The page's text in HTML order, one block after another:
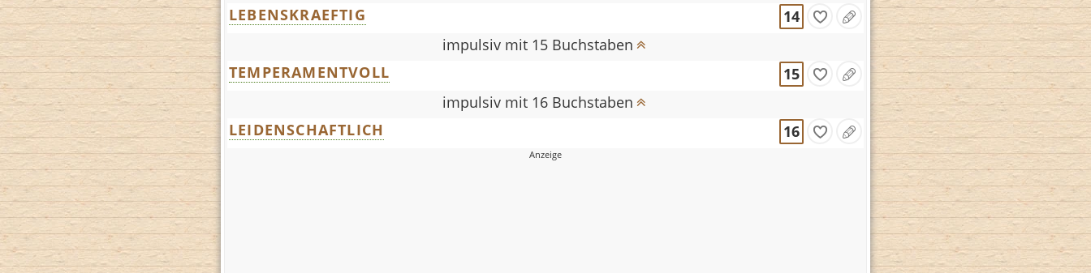
LEBENSKRAEFTIG
14
impulsiv mit 15 Buchstaben
TEMPERAMENTVOLL
15
impulsiv mit 16 Buchstaben
LEIDENSCHAFTLICH
16